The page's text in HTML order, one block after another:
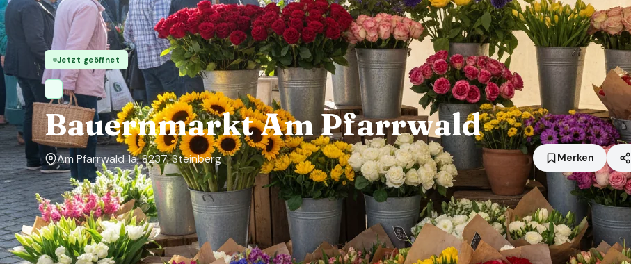
Jetzt geöffnet
Bauernmarkt Am Pfarrwald
Am Pfarrwald 1a, 8237, Steinberg Merken